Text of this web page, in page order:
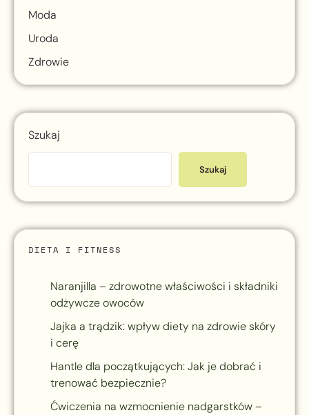
Moda
Uroda
Zdrowie
Szukaj
Szukaj
DIETA I FITNESS
Naranjilla – zdrowotne właściwości i składniki
odżywcze owoców
Jajka a trądzik: wpływ diety na zdrowie skóry
i cerę
Hantle dla początkujących: Jak je dobrać i
trenować bezpiecznie?
Ćwiczenia na wzmocnienie nadgarstków –